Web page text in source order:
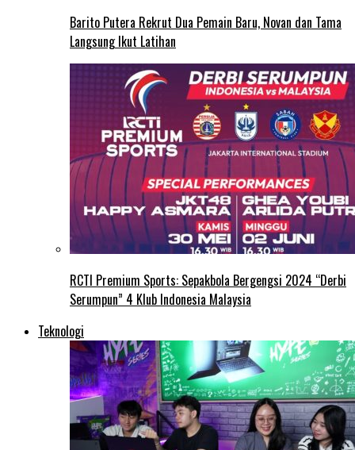
Barito Putera Rekrut Dua Pemain Baru, Novan dan Tama
Langsung Ikut Latihan
RCTI Premium Sports: Sepakbola Bergengsi 2024 “Derbi
Serumpun” 4 Klub Indonesia Malaysia
Teknologi